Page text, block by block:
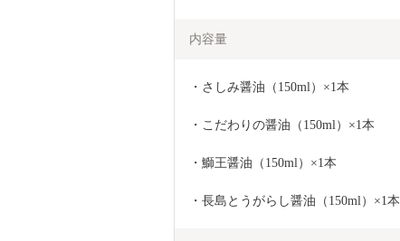
内容量
・さしみ醤油（150ml）×1本
・こだわりの醤油（150ml）×1本
・鰤王醤油（150ml）×1本
・長島とうがらし醤油（150ml）×1本